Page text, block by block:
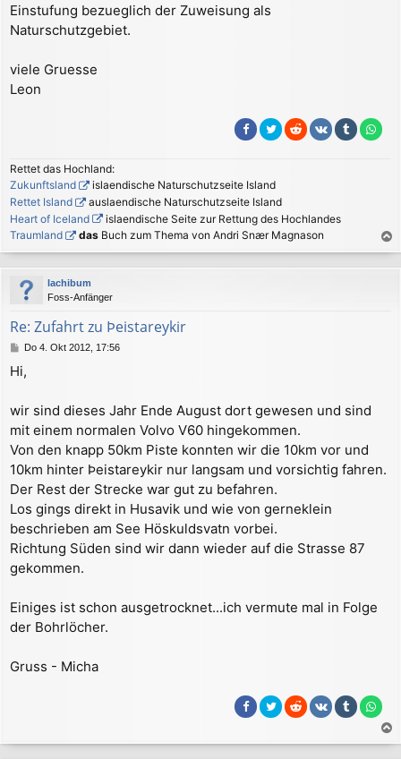
Einstufung bezueglich der Zuweisung als
Naturschutzgebiet.
viele Gruesse
Leon
Rettet das Hochland:
Zukunftsland
islaendische Naturschutzseite Island
Rettet Island
auslaendische Naturschutzseite Island
Heart of Iceland
islaendische Seite zur Rettung des Hochlandes
Traumland
das Buch zum Thema von Andri Snær Magnason
a
c
lachibum
Foss-Anfänger
Re: Zufahrt zu Þeistareykir
B
i
r
a
g
Do 4. Okt 2012, 17:56
Hi,
wir sind dieses Jahr Ende August dort gewesen und sind
mit einem normalen Volvo V60 hingekommen.
Von den knapp 50km Piste konnten wir die 10km vor und
10km hinter Þeistareykir nur langsam und vorsichtig fahren.
Der Rest der Strecke war gut zu befahren.
Los gings direkt in Husavik und wie von gerneklein
beschrieben am See Höskuldsvatn vorbei.
Richtung Süden sind wir dann wieder auf die Strasse 87
gekommen.
Einiges ist schon ausgetrocknet...ich vermute mal in Folge
der Bohrlöcher.
Gruss - Micha
a